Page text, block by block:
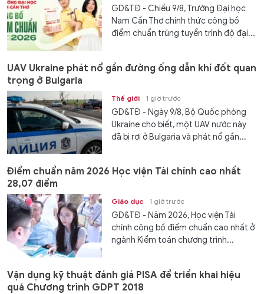
GD&TĐ - Chiều 9/8, Trường Đại học
Nam Cần Thơ chính thức công bố
điểm chuẩn trúng tuyển trình độ đại...
UAV Ukraine phát nổ gần đường ống dẫn khí đốt quan
trọng ở Bulgaria
Thế giới 1 giờ trước
GD&TĐ - Ngày 9/8, Bộ Quốc phòng
Ukraine cho biết, một UAV nước này
đã bị rơi ở Bulgaria và phát nổ gần...
Điểm chuẩn năm 2026 Học viện Tài chính cao nhất
28,07 điểm
Giáo dục 1 giờ trước
GD&TĐ - Năm 2026, Học viện Tài
chính công bố điểm chuẩn cao nhất ở
ngành Kiểm toán chương trình...
Vận dụng kỹ thuật đánh giá PISA để triển khai hiệu
quả Chương trình GDPT 2018